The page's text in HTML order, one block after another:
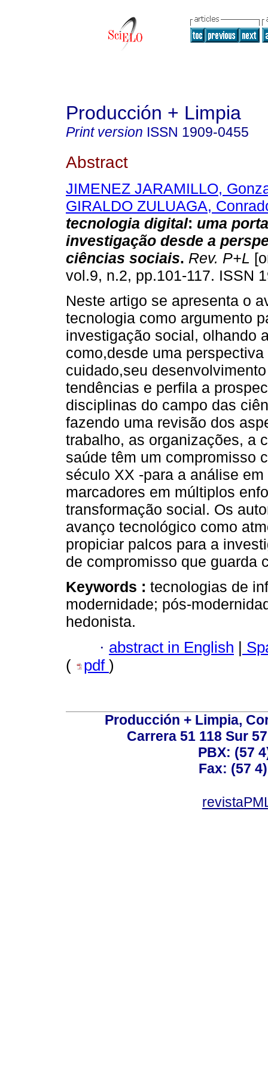
Producción + Limpia
Print version ISSN 1909-0455
Abstract
JIMENEZ JARAMILLO,
GIRALDO ZULUAGA,
tecnologia digital: uma
investigação desde a
ciências sociais. Rev. P+L
vol.9, n.2, pp.101-117. ISSN
Neste artigo se apresenta o
tecnologia como argumento
investigação social, olhando
como,desde uma
cuidado,seu
tendências e perfila a
disciplinas do campo das
fazendo uma revisão dos
trabalho, as organizações, a
saúde têm um compromisso
século XX -para a análise
marcadores em múltiplos
transformação social. Os
avanço tecnológico como
propiciar palcos para a
de compromisso que guarda
Keywords : tecnologias de
modernidade; pós-
hedonista.
· abstract in English |
(
pdf )
Producción + Limpia,
Carrera 51 118 Sur
PBX: (57
Fax: (57